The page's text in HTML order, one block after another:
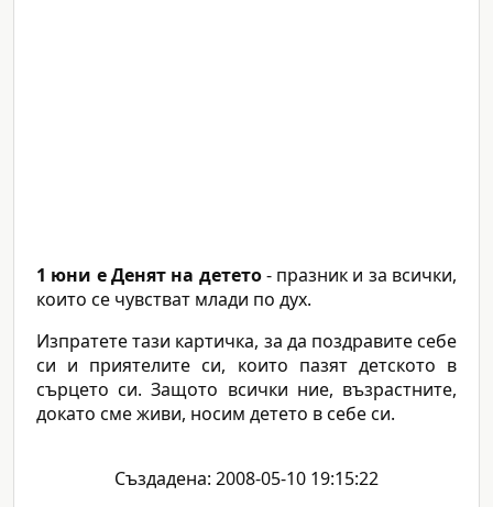
1 юни е Денят на детето- празник и за всички,
които се чувстват млади по дух.
Изпратете тази картичка, за да поздравите себе
си и приятелите си, които пазят детското в
сърцето си. Защото всички ние, възрастните,
докато сме живи, носим детето в себе си.
Създадена: 2008-05-10 19:15:22